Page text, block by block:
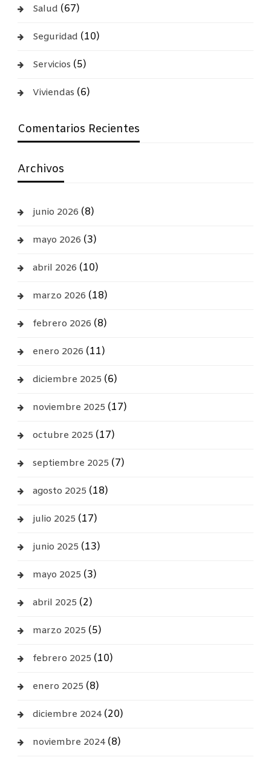
Salud (67)
Seguridad (10)
Servicios (5)
Viviendas (6)
Comentarios Recientes
Archivos
junio 2026 (8)
mayo 2026 (3)
abril 2026 (10)
marzo 2026 (18)
febrero 2026 (8)
enero 2026 (11)
diciembre 2025 (6)
noviembre 2025 (17)
octubre 2025 (17)
septiembre 2025 (7)
agosto 2025 (18)
julio 2025 (17)
junio 2025 (13)
mayo 2025 (3)
abril 2025 (2)
marzo 2025 (5)
febrero 2025 (10)
enero 2025 (8)
diciembre 2024(20)
noviembre 2024(8)